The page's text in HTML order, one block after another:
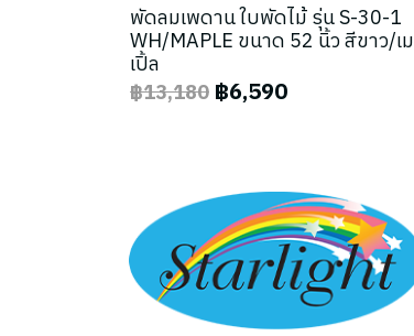
พัดลมเพดาน ใบพัดไม้ รุ่น S-30-1
WH/MAPLE ขนาด 52 นิ้ว สีขาว/เม
เปิ้ล
฿13,180 ฿6,590